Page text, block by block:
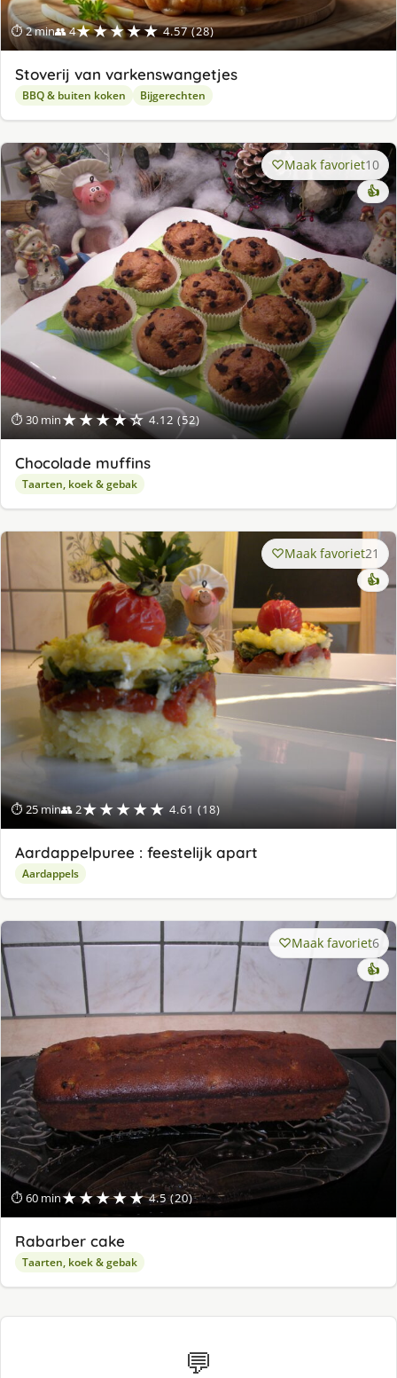
⏱ 2 min👥 4★★★★★ 4.57 (28)
Stoverij van varkenswangetjes
BBQ & buiten koken Bijgerechten
⏱ 30 min★★★★☆ 4.12 (52)
Maak favoriet10
👍
Chocolade muffins
Taarten, koek & gebak
⏱ 25 min👥 2★★★★★ 4.61 (18)
Maak favoriet21
👍
Aardappelpuree : feestelijk apart
Aardappels
⏱ 60 min★★★★★ 4.5 (20)
Maak favoriet6
👍
Rabarber cake
Taarten, koek & gebak
💬